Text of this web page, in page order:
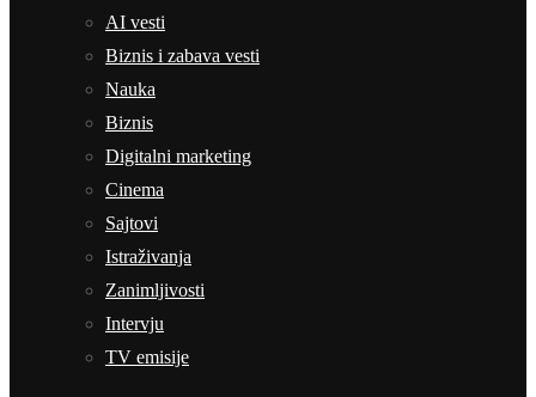
AI vesti
Biznis i zabava vesti
Nauka
Biznis
Digitalni marketing
Cinema
Sajtovi
Istraživanja
Zanimljivosti
Intervju
TV emisije